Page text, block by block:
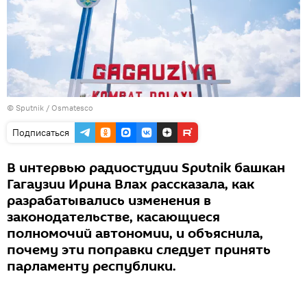
© Sputnik / Osmatesco
Подписаться
В интервью радиостудии Sputnik башкан
Гагаузии Ирина Влах рассказала, как
разрабатывались изменения в
законодательстве, касающиеся
полномочий автономии, и объяснила,
почему эти поправки следует принять
парламенту республики.